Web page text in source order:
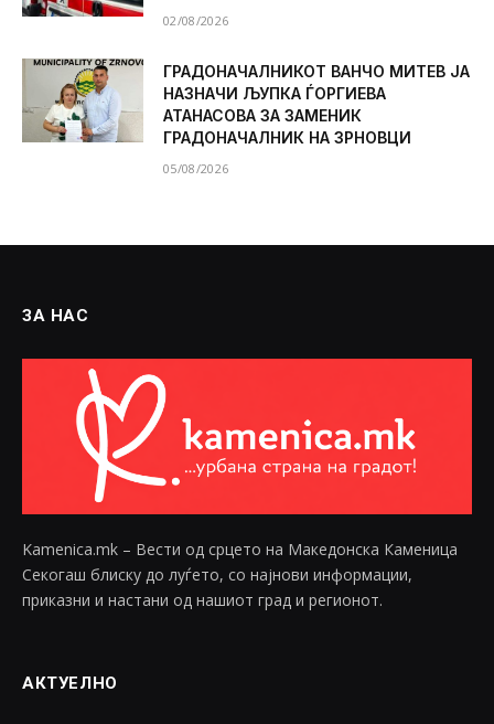
02/08/2026
ГРАДОНАЧАЛНИКОТ ВАНЧО МИТЕВ ЈА
НАЗНАЧИ ЉУПКА ЃОРГИЕВА
АТАНАСОВА ЗА ЗАМЕНИК
ГРАДОНАЧАЛНИК НА ЗРНОВЦИ
05/08/2026
ЗА НАС
Kamenica.mk – Вести од срцето на Македонска Каменица
Секогаш блиску до луѓето, со најнови информации,
приказни и настани од нашиот град и регионот.
АКТУЕЛНО